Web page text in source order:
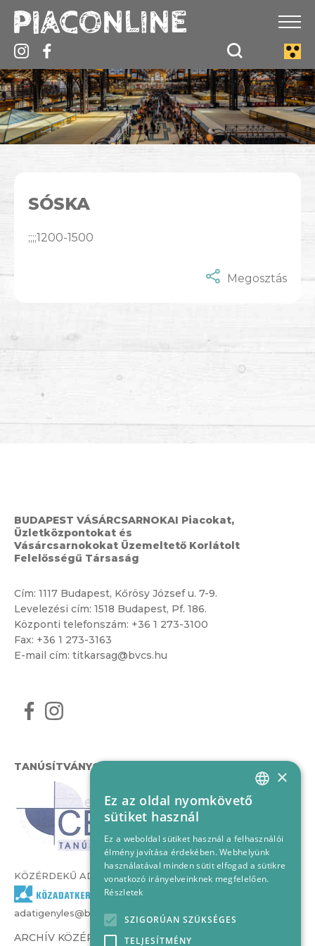
SÓSKA
;;;;1200-1500
Megosztás
BUDAPEST VÁSÁRCSARNOKAI Piacokat,
Üzletközpontokat és
Vásárcsarnokokat Üzemeltető Korlátolt
Felelősségű Társaság
Cím: 1117 Budapest, Kőrösy József u. 7-9.
Levelezési cím: 1518 Budapest, Pf. 186.
Központi telefonszám: +36 1 273-3100
Fax: +36 1 273-3163
E-mail cím: titkarsag@bvcs.hu
TANÚSÍTVÁNYOK
KÖZÉRDEKŰ ADATOK
adatigenyles@bvcs.hu
ARCHÍV KÖZÉRDEKŰ ADATOK –
HUNGARIAN
×
Ez az oldal nyomkövető
sütiket használ
Ez a weboldal sütiket használ a felhasználói
élmény javítása érdekében. Webhelyünk
használatával minden sütit elfogad a sütikre
vonatkozó irányelveinknek megfelelően.
Részletek
SZIGORÚAN SZÜKSÉGES
TELJESÍTMÉNY